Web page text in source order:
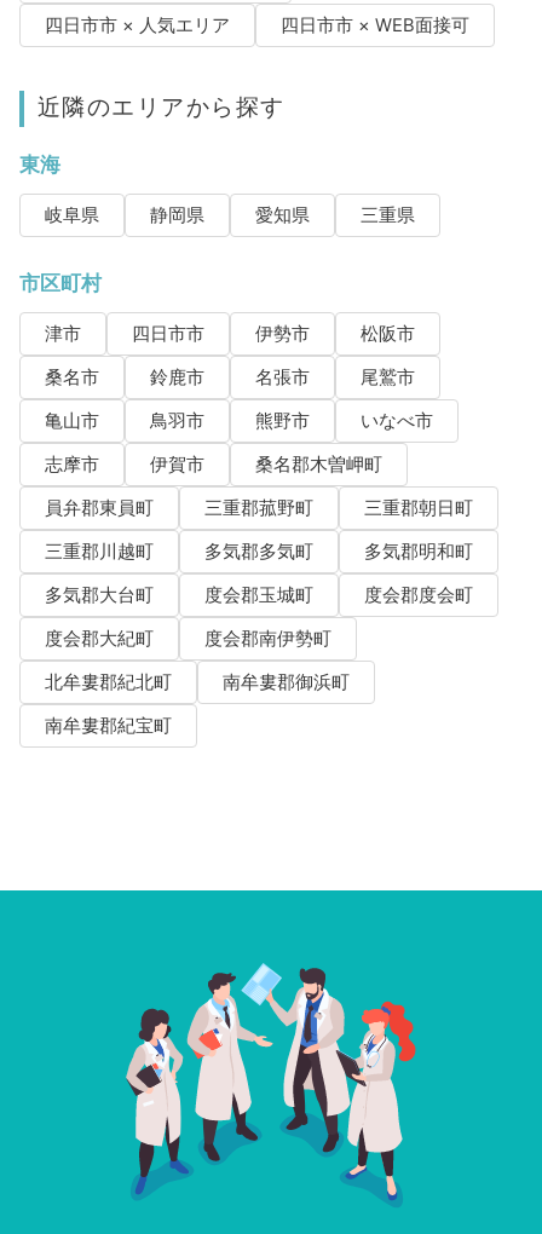
四日市市 × 人気エリア
四日市市 × WEB面接可
近隣のエリアから探す
東海
岐阜県 静岡県 愛知県 三重県
市区町村
津市 四日市市 伊勢市
松阪市
桑名市
鈴鹿市 名張市
尾鷲市
亀山市
鳥羽市 熊野市
いなべ市
志摩市
伊賀市
桑名郡木曽岬町
員弁郡東員町
三重郡菰野町
三重郡朝日町
三重郡川越町
多気郡多気町
多気郡明和町
多気郡大台町
度会郡玉城町
度会郡度会町
度会郡大紀町
度会郡南伊勢町
北牟婁郡紀北町
南牟婁郡御浜町
南牟婁郡紀宝町